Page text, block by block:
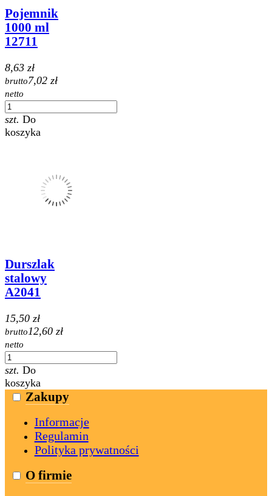
Pojemnik
1000 ml
12711
8,63 zł
brutto7,02 zł
netto
szt. Do
koszyka
Durszlak
stalowy
A2041
15,50 zł
brutto12,60 zł
netto
szt. Do
koszyka
Zakupy
Informacje
Regulamin
Polityka prywatności
O firmie